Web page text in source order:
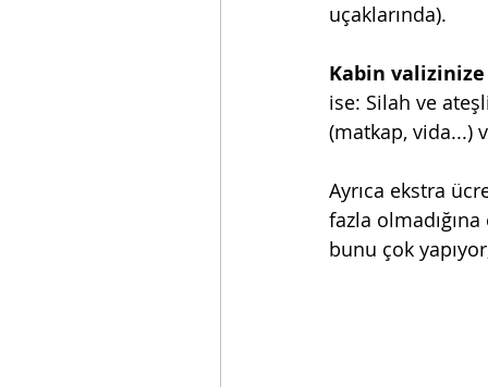
uçaklarında).
Kabin
ise: Silah ve
(matkap, vida...)
Ayrıca ekstra
fazla
bunu çok